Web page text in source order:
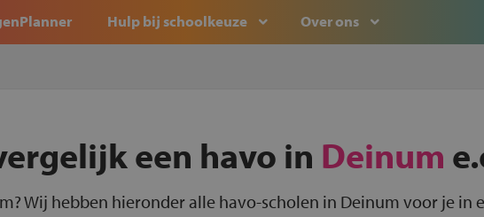
Hulp bij schoolkeuze Over ons
een havo in Deinum
Wij hebben hieronder alle havo-scholen in Deinum voor je in